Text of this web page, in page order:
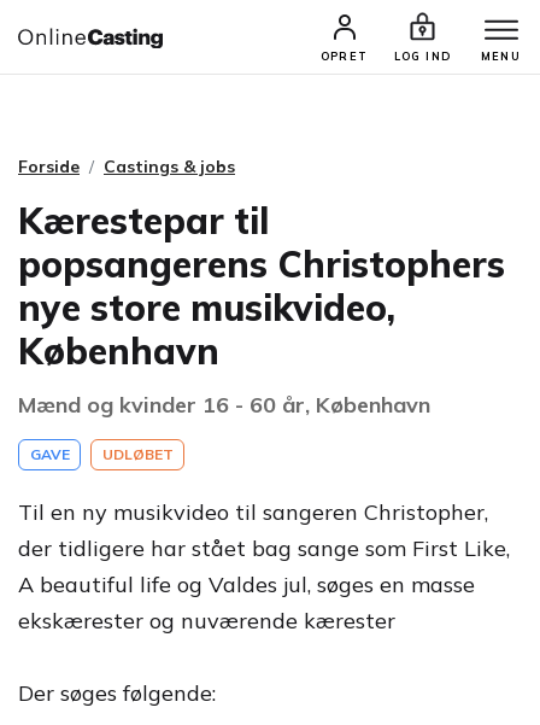
OPRET LOG IND MENU
CASTINGS & JOBS SØG PROFIL
Forside Castings & jobs
Kærestepar til
popsangerens Christophers
nye store musikvideo,
København
Mænd og kvinder 16 - 60 år, København
GAVE UDLØBET
Til en ny musikvideo til sangeren Christopher,
der tidligere har stået bag sange som First Like,
A beautiful life og Valdes jul, søges en masse
ekskærester og nuværende kærester
Der søges følgende: